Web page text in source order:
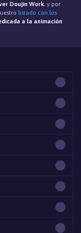
Doujin Work, y por
listado con los
a la animación